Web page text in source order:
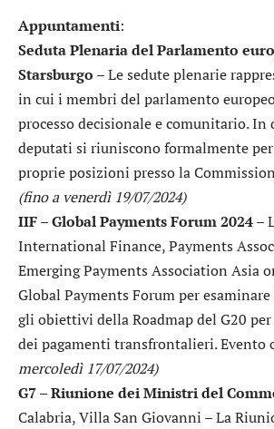
Appuntamenti:
Seduta Plenaria del Parlamento
Starsburgo – Le sedute plenarie
in cui i membri del parlamento
processo decisionale e comunitario. In
deputati si riuniscono formalmente
proprie posizioni presso la
(fino a venerdì 19/07/2024)
IIF – Global Payments Forum 2024–
International Finance, Payments
Emerging Payments Association Asia
Global Payments Forum per
gli obiettivi della Roadmap del G20
dei pagamenti transfrontalieri. Evento
mercoledì 17/07/2024)
G7 – Riunione dei Ministri del
Calabria, Villa San Giovanni – La